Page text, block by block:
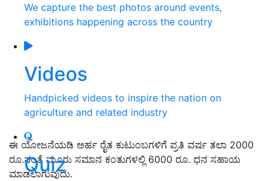
We capture the best photos around events,
exhibitions happening across the country
Videos
Handpicked videos to inspire the nation on
agriculture and related industry
Quiz
ಈ ಯೋಜನೆಯಡಿ ಅರ್ಹ ರೈತ ಕುಟುಂಬಗಳಿಗೆ ಪ್ರತಿ ವರ್ಷ ತಲಾ 2000
ರೂ.ನಂತೆ ಮೂರು ಸಮಾನ ಕಂತುಗಳಲ್ಲಿ 6000 ರೂ. ಧನ ಸಹಾಯ
ಮಾಡಲಾಗುವುದು.